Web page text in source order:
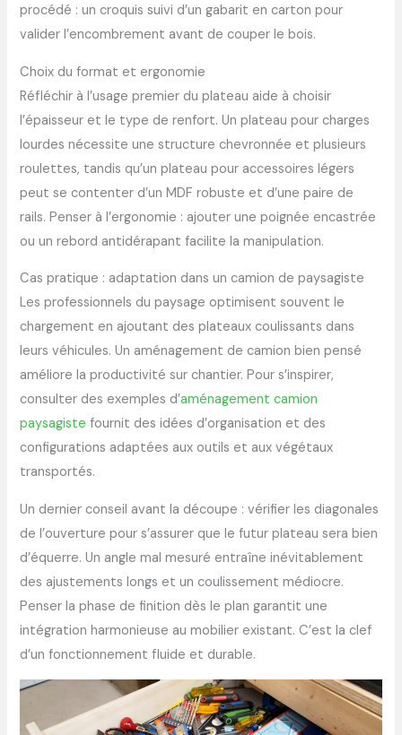
procédé : un croquis suivi d’un gabarit en carton pour
valider l’encombrement avant de couper le bois.
Choix du format et ergonomie
Réfléchir à l’usage premier du plateau aide à choisir
l’épaisseur et le type de renfort. Un plateau pour charges
lourdes nécessite une structure chevronnée et plusieurs
roulettes, tandis qu’un plateau pour accessoires légers
peut se contenter d’un MDF robuste et d’une paire de
rails. Penser à l’ergonomie : ajouter une poignée encastrée
ou un rebord antidérapant facilite la manipulation.
Cas pratique : adaptation dans un camion de paysagiste
Les professionnels du paysage optimisent souvent le
chargement en ajoutant des plateaux coulissants dans
leurs véhicules. Un aménagement de camion bien pensé
améliore la productivité sur chantier. Pour s’inspirer,
consulter des exemples d’aménagement camion
paysagiste fournit des idées d’organisation et des
configurations adaptées aux outils et aux végétaux
transportés.
Un dernier conseil avant la découpe : vérifier les diagonales
de l’ouverture pour s’assurer que le futur plateau sera bien
d’équerre. Un angle mal mesuré entraîne inévitablement
des ajustements longs et un coulissement médiocre.
Penser la phase de finition dès le plan garantit une
intégration harmonieuse au mobilier existant. C’est la clef
d’un fonctionnement fluide et durable.